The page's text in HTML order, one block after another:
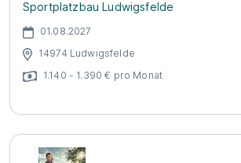
Sportplatzbau Ludwigsfelde
01.08.2027
14974 Ludwigsfelde
1.140 - 1.390 € pro Monat